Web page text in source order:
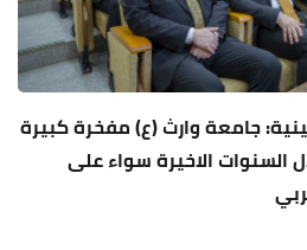
جامعة وارث (ع) مفخرة كبيرة
السنوات الاخيرة سواء على